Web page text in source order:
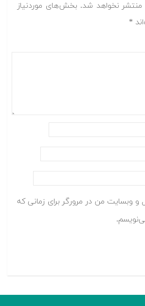
منتشر نخواهد شد. بخش‌های موردنیاز
*
و وبسایت من در مرورگر برای زمانی که